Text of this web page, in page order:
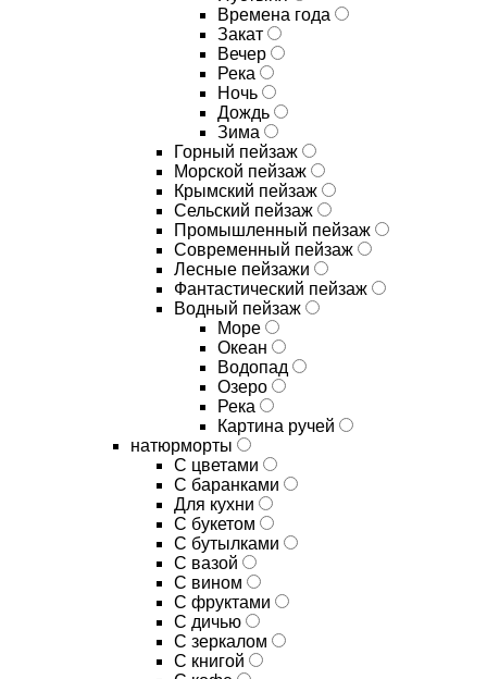
Времена года
Закат
Вечер
Река
Ночь
Дождь
Зима
Горный пейзаж
Морской пейзаж
Крымский пейзаж
Сельский пейзаж
Промышленный пейзаж
Современный пейзаж
Лесные пейзажи
Фантастический пейзаж
Водный пейзаж
Море
Океан
Водопад
Озеро
Река
Картина ручей
натюрморты
С цветами
С баранками
Для кухни
C букетом
C бутылками
C вазой
C вином
C фруктами
C дичью
C зеркалом
C книгой